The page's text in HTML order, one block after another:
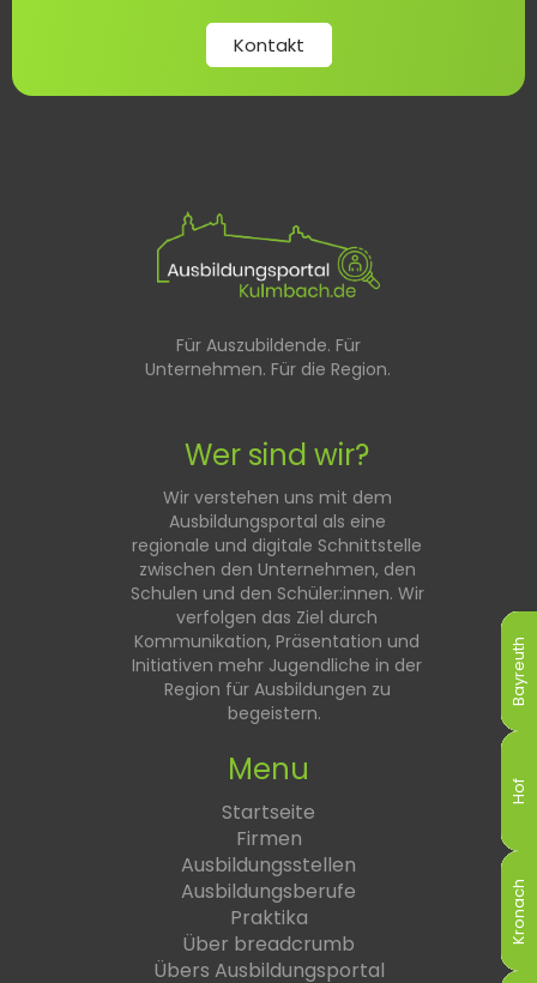
Bayreuth
Hof
Kronach
Bayreuth
Hof
Kronach
Bayreuth
Hof
Kronach
Bayreuth
Hof
Kronach
Bayreuth
Hof
Kronach
Bayreuth
Hof
Kronach
Kontakt
Für Auszubildende. Für
Unternehmen. Für die Region.
Wer sind wir?
Wir verstehen uns mit dem
Ausbildungsportal als eine
regionale und digitale Schnittstelle
zwischen den Unternehmen, den
Schulen und den Schüler:innen. Wir
verfolgen das Ziel durch
Kommunikation, Präsentation und
Initiativen mehr Jugendliche in der
Region für Ausbildungen zu
begeistern.
Menu
Startseite
Firmen
Ausbildungsstellen
Ausbildungsberufe
Praktika
Über breadcrumb
Übers Ausbildungsportal